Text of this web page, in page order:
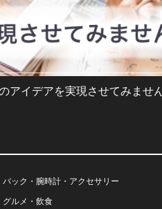
アイデアを実現させてみませ
バック・腕時計・アクセサリー
グルメ・飲食